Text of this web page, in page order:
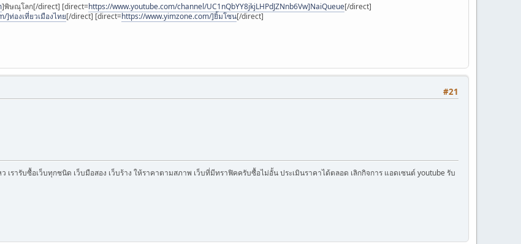
]พิษณุโลก[/direct] [direct=https://www.youtube.com/channel/UC1nQbYY8jkjLHPdJZNnb6Vw]NaiQueue[/direct]
]ท่องเที่ยวเมืองไทย[/direct] [direct=https://www.yimzone.com/]ยิ้มโซน[/direct]
#21
ว เรารับซื้อเว็บทุกชนิด เว็บมือสอง เว็บร้าง ให้ราคาตามสภาพ เว็บที่มีทราฟิคครับซื้อไม่อั้น ประเมินราคาได้ตลอด เลิกกิจการ แอดเซนต์ youtube รับ